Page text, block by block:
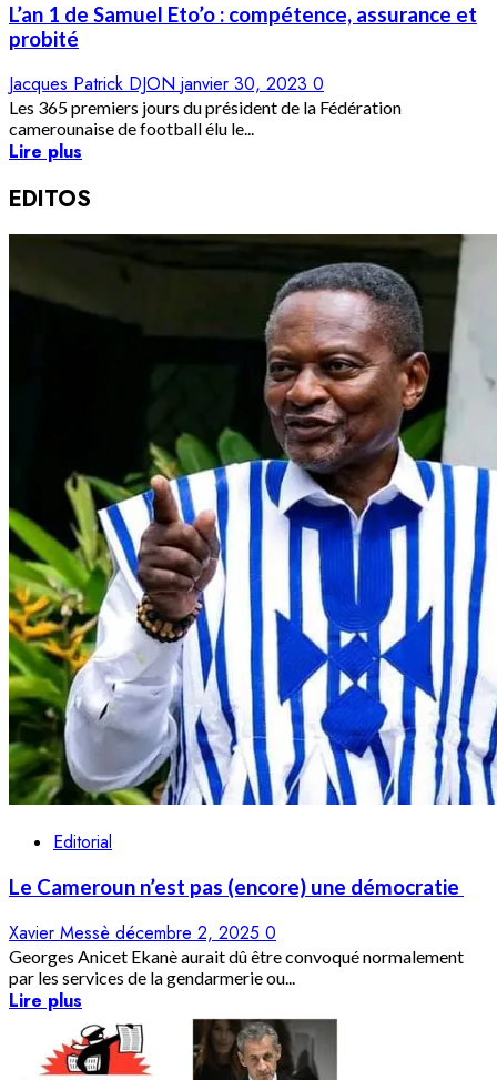
L’an 1 de Samuel Eto’o : compétence, assurance et
probité
Jacques Patrick DJON janvier 30, 2023 0
Les 365 premiers jours du président de la Fédération
camerounaise de football élu le...
Lire plus
EDITOS
Editorial
Le Cameroun n’est pas (encore) une démocratie
Xavier Messè décembre 2, 2025 0
Georges Anicet Ekanè aurait dû être convoqué normalement
par les services de la gendarmerie ou...
Lire plus